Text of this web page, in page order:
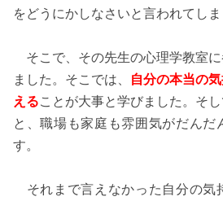
をどうにかしなさいと言われてしま
そこで、その先生の心理学教室
ました。そこでは、 自分の本当の
えることが大事と学びました。そ
と、職場も家庭も雰囲気がだんだ
す。
それまで言えなかった自分の気